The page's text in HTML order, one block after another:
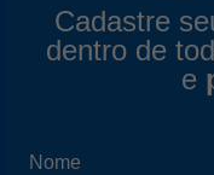
Cadastre
dentro de
e
Nome